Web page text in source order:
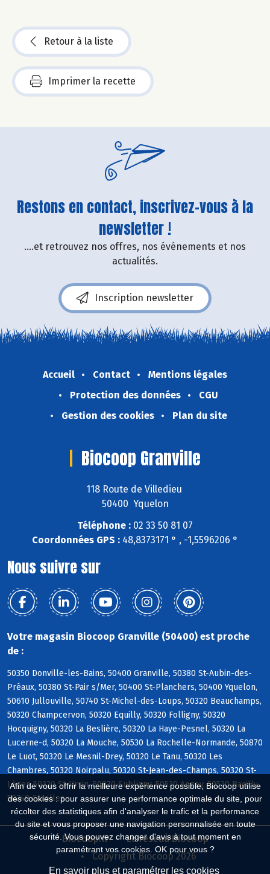
Afin de vous offrir la meilleure expérience possible, Biocoop utilise
des cookies : pour assurer une performance optimale du site, pour
récolter des statistiques afin d'analyser le trafic et la performance
du site et vous proposer une navigation personnalisée en toute
sécurité. Vous pouvez changer d'avis à tout moment en
paramétrant vos cookies. OK pour vous ?
En savoir plus et paramétrer les cookies
Retour à la liste
Imprimer la recette
Restons en contact, inscrivez-vous à la
newsletter !
....et retrouvez nos offres, nos événements et nos
actualités.
Inscription newsletter
Accueil Contact
Mentions légales
Protection des données
CGU
Gestion des cookies
Plan du site
Biocoop Granville
118 Route de Villedieu
50400 Yquelon
Téléphone : 02 33 50 81 07
Coordonnées GPS : 48,8373171 ° , -1,5596206 °
Nous suivre sur
Votre magasin Biocoop Granville (50400) est proche
de :
50350 Donville-les-Bains, 50400 Granville, 50380 St-Aubin-des-
Préaux, 50380 St-Pair s/Mer, 50400 St-Planchers, 50400 Yquelon,
50610 Jullouville, 50740 St-Michel-des-Loups, 50320 Beauchamps,
50320 Champcervon, 50320 Equilly, 50320 Folligny, 50320
Hocquigny, 50320 La Beslière, 50320 La Haye-Pesnel, 50320 La
Lucerne-d, 50320 La Mouche, 50530 La Rochelle-Normande, 50870
Le Luot, 50320 Le Mesnil-Drey, 50320 Le Tanu, 50320 Les
Chambres, 50320 Noirpalu, 50320 St-Jean-des-Champs, 50320 St-
Léger, 50320 St-Ursin, 50870 Subligny, 50530 Angey, 50530 Bacilly,
50740 Carolles
Biocoop.fr
Le réseau Biocoop
Copyright Biocoop 2026